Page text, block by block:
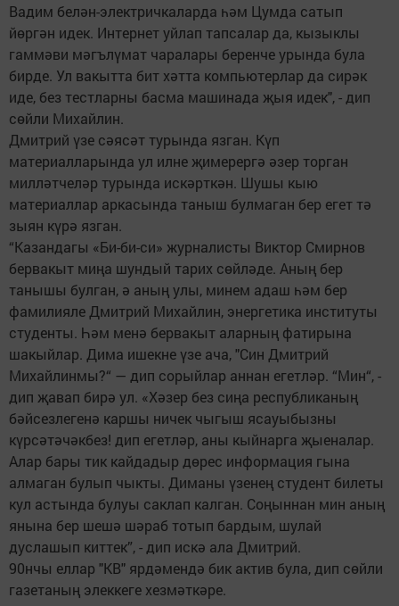
Вадим белән-электричкаларда һәм Цумда сатып
йөргән идек. Интернет уйлап тапсалар да, кызыклы
гаммәви мәгълүмат чаралары беренче урында була
бирде. Ул вакытта бит хәтта компьютерлар да сирәк
иде, без тестларны басма машинада җыя идек", - дип
сөйли Михайлин.
Дмитрий үзе сәясәт турында язган. Күп
материалларында ул илне җимерергә әзер торган
милләтчеләр турында искәрткән. Шушы кыю
материаллар аркасында таныш булмаган бер егет тә
зыян күрә язган.
“Казандагы «Би-би-си» журналисты Виктор Смирнов
бервакыт миңа шундый тарих сөйләде. Аның бер
танышы булган, ә аның улы, минем адаш һәм бер
фамилияле Дмитрий Михайлин, энергетика институты
студенты. Һәм менә бервакыт аларның фатирына
шакыйлар. Дима ишекне үзе ача, "Син Дмитрий
Михайлинмы?“ — дип сорыйлар аннан егетләр. “Мин“, -
дип җавап бирә ул. «Хәзер без сиңа республиканың
бәйсезлегенә каршы ничек чыгыш ясауыбызны
күрсәтәчәкбез! дип егетләр, аны кыйнарга җыеналар.
Алар бары тик кайдадыр дөрес информация гына
алмаган булып чыкты. Диманы үзенең студент билеты
кул астында булуы саклап калган. Соңыннан мин аның
янына бер шешә шәраб тотып бардым, шулай
дуслашып киттек”, - дип искә ала Дмитрий.
90нчы еллар "КВ" ярдәмендә бик актив була, дип сөйли
газетаның элеккеге хезмәткәре.